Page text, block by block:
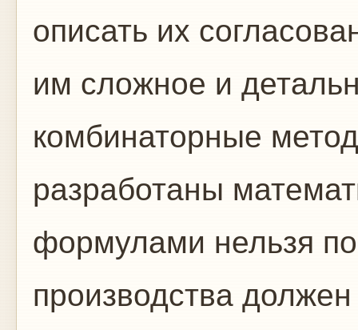
описать их
им сложное и
комбинаторные
разработаны
формулами нельзя
производства